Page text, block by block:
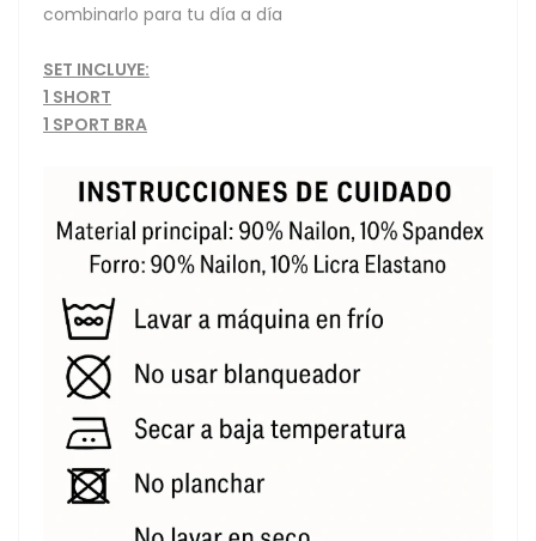
combinarlo para tu día a día
SET INCLUYE:
1 SHORT
1 SPORT BRA